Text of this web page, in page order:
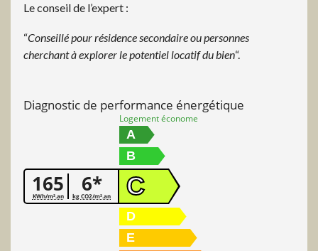
Le conseil de l’expert :
“Conseillé pour résidence secondaire ou personnes
cherchant à explorer le potentiel locatif du bien“.
Diagnostic de performance énergétique
165
KWh/m².an 6*
kg CO2/m².an
Logement économe
A
B
C
D
E